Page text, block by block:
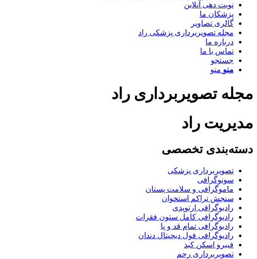
نوبت دهی آنلاین
پزشکان ما
گالری تصاویر
مجله تصویربرداری پزشکی راد
درباره ما
تماس با ما
جستجو
منو منو
مجله تصویربرداری راد
مدیریت راد
دسته‌بندی تخصصی
تصویربرداری پزشکی
سونوگرافی
ماموگرافی و سلامت پستان
سنجش تراکم استخوان
رادیوگرافی ارتوپدی
رادیوگرافی کامل ستون فقرات
رادیوگرافی تمام قد و پا
رادیوگرافی فول دیجیتال دندان
فیبرو اسکن کبد
تصویربرداری رحم